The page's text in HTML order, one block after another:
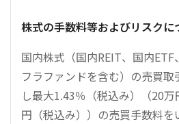
株式の手数料等およびリスクに
国内株式（国内REIT、国内
フラファンドを含む）の売買
し最大1.43％（税込み）（20
円（税込み））の売買手数料を